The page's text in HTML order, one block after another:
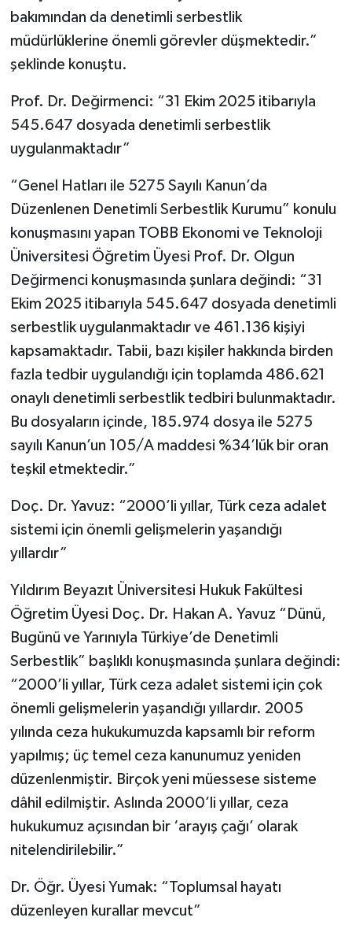
bakımından da denetimli serbestlik
müdürlüklerine önemli görevler düşmektedir.”
şeklinde konuştu.
Prof. Dr. Değirmenci: “31 Ekim 2025 itibarıyla
545.647 dosyada denetimli serbestlik
uygulanmaktadır”
“Genel Hatları ile 5275 Sayılı Kanun’da
Düzenlenen Denetimli Serbestlik Kurumu” konulu
konuşmasını yapan TOBB Ekonomi ve Teknoloji
Üniversitesi Öğretim Üyesi Prof. Dr. Olgun
Değirmenci konuşmasında şunlara değindi: “31
Ekim 2025 itibarıyla 545.647 dosyada denetimli
serbestlik uygulanmaktadır ve 461.136 kişiyi
kapsamaktadır. Tabii, bazı kişiler hakkında birden
fazla tedbir uygulandığı için toplamda 486.621
onaylı denetimli serbestlik tedbiri bulunmaktadır.
Bu dosyaların içinde, 185.974 dosya ile 5275
sayılı Kanun’un 105/A maddesi %34’lük bir oran
teşkil etmektedir.”
Doç. Dr. Yavuz: “2000’li yıllar, Türk ceza adalet
sistemi için önemli gelişmelerin yaşandığı
yıllardır”
Yıldırım Beyazıt Üniversitesi Hukuk Fakültesi
Öğretim Üyesi Doç. Dr. Hakan A. Yavuz “Dünü,
Bugünü ve Yarınıyla Türkiye’de Denetimli
Serbestlik” başlıklı konuşmasında şunlara değindi:
“2000’li yıllar, Türk ceza adalet sistemi için çok
önemli gelişmelerin yaşandığı yıllardır. 2005
yılında ceza hukukumuzda kapsamlı bir reform
yapılmış; üç temel ceza kanunumuz yeniden
düzenlenmiştir. Birçok yeni müessese sisteme
dâhil edilmiştir. Aslında 2000’li yıllar, ceza
hukukumuz açısından bir ‘arayış çağı’ olarak
nitelendirilebilir.”
Dr. Öğr. Üyesi Yumak: “Toplumsal hayatı
düzenleyen kurallar mevcut”